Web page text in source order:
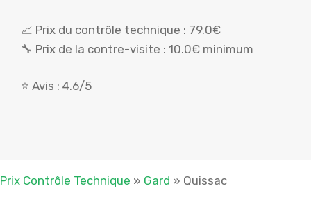
📈 Prix du contrôle technique : 79.0€
🔧 Prix de la contre-visite : 10.0€ minimum
⭐ Avis : 4.6/5
Prix Contrôle Technique » Gard » Quissac